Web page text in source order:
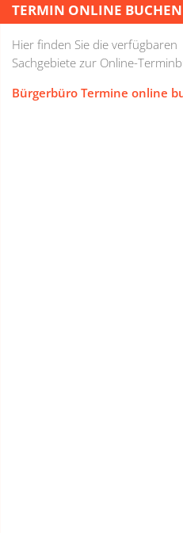
TERMIN ONLINE BUCHEN
Hier finden Sie die verfügbaren
Sachgebiete zur Online-
Bürgerbüro Termine online